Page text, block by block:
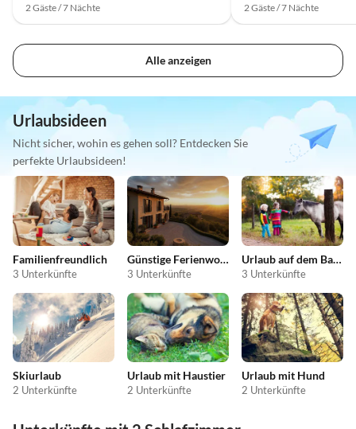
2 Gäste / 7 Nächte 2 Gäste / 7 Nächte
Alle anzeigen
Urlaubsideen
Nicht sicher, wohin es gehen soll? Entdecken Sie
perfekte Urlaubsideen!
Familienfreundlich
3 Unterkünfte
Günstige Ferienwohnungen
3 Unterkünfte
Urlaub auf dem Bauernhof
3 Unterkünfte
Skiurlaub
2 Unterkünfte
Urlaub mit Haustier
2 Unterkünfte
Urlaub mit Hund
2 Unterkünfte